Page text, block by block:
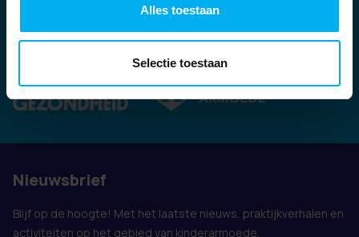
Alles toestaan
Selectie toestaan
Ook vertegenwoordigd door:
Nieuwsbrief
Blijf op de hoogte! Met het laatste nieuws, praktijkverhalen en
activiteiten op het gebied van kinderarmoede.